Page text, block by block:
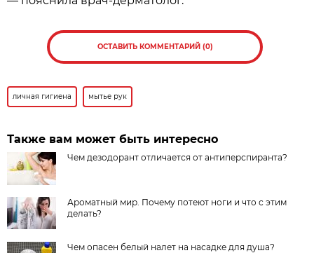
ОСТАВИТЬ КОММЕНТАРИЙ (0)
личная гигиена мытье рук
Также вам может быть интересно
Чем дезодорант отличается от антиперспиранта?
Ароматный мир. Почему потеют ноги и что с этим
делать?
Чем опасен белый налет на насадке для душа?